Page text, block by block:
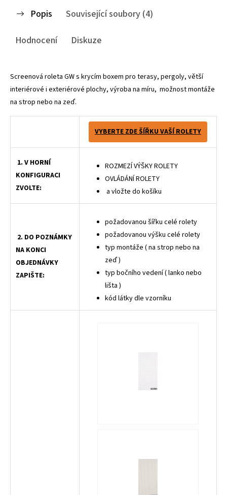
Popis
Související soubory (4)
Hodnocení
Diskuze
Screenová roleta GW s krycím boxem pro terasy, pergoly, větší
interiérové i exteriérové plochy, výroba na míru, možnost montáže
na strop nebo na zeď.
VYBERTE ZDE ŠÍŘKU VAŠÍ ROLETY
1. V HORNÍ
KONFIGURACI
ZVOLTE:
ROZMEZÍ VÝŠKY ROLETY
OVLÁDÁNÍ ROLETY
a vložte do košíku
2. DO POZNÁMKY
NA KONCI
OBJEDNÁVKY
ZAPIŠTE:
požadovanou šířku celé rolety
požadovanou výšku celé rolety
typ montáže ( na strop nebo na
zeď )
typ bočního vedení ( lanko nebo
lišta )
kód látky dle vzorníku